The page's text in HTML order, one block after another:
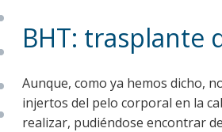
BHT: trasplante
Aunque, como ya hemos dicho,
injertos del pelo corporal en la
realizar, pudiéndose encontrar